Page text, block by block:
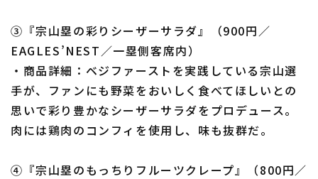
③『宗山塁の彩りシーザーサラダ』（900円／
EAGLES’NEST／一塁側客席内）
・商品詳細：ベジファーストを実践している宗山選
手が、ファンにも野菜をおいしく食べてほしいとの
思いで彩り豊かなシーザーサラダをプロデュース。
肉には鶏肉のコンフィを使用し、味も抜群だ。
④『宗山塁のもっちりフルーツクレープ』（800円／